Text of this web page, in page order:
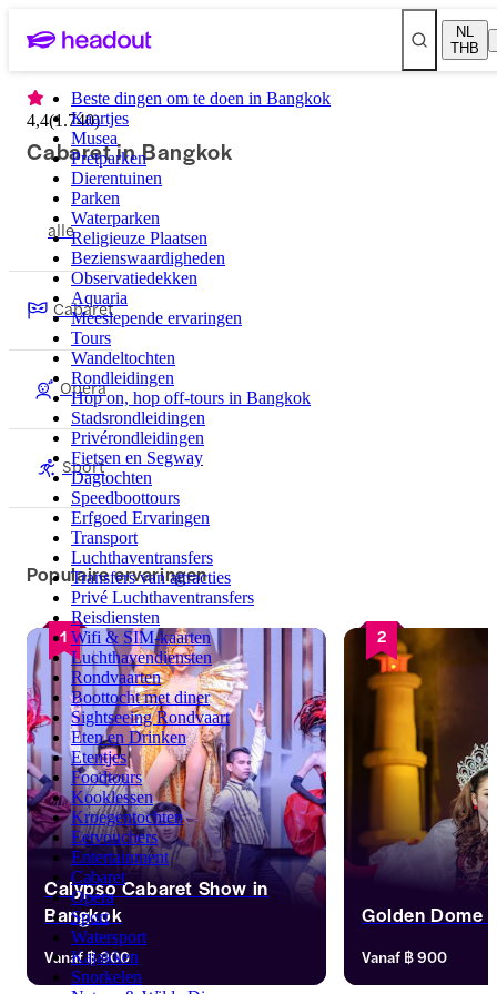
NL
THB
Beste dingen om te doen in Bangkok
Kaartjes
Musea
Pretparken
Dierentuinen
Parken
Waterparken
Religieuze Plaatsen
Bezienswaardigheden
Observatiedekken
Aquaria
Meeslepende ervaringen
Tours
Wandeltochten
Rondleidingen
Hop on, hop off-tours in Bangkok
Stadsrondleidingen
Privérondleidingen
Fietsen en Segway
Dagtochten
Speedboottours
Erfgoed Ervaringen
Transport
Luchthaventransfers
Transfers van attracties
Privé Luchthaventransfers
Reisdiensten
Wifi & SIM-kaarten
Luchthavendiensten
Rondvaarten
Boottocht met diner
Sightseeing Rondvaart
Eten en Drinken
Etentjes
Foodtours
Kooklessen
Kroegentochten
Eetvouchers
Entertainment
Cabaret
Opera
Sport
Watersport
Kajakken
Snorkelen
4,4(1.740)
Cabaret in Bangkok
alle
Cabaret
Opera
Sport
Populaire ervaringen
1
Calypso Cabaret Show in
Bangkok
Geniet van 16 lipsync-acts die
klassieke hits mengen met
Vanaf฿ 900
2
Golden Dome
Geniet van een
glamour in het
Vanaf ฿ 900